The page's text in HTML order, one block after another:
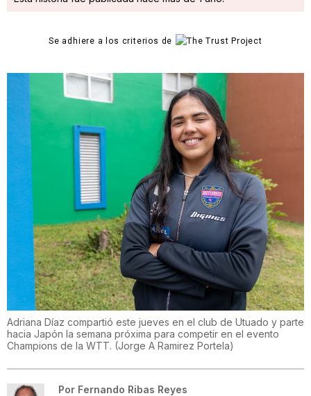
Se adhiere a los criterios de
Adriana Díaz compartió este jueves en el club de Utuado y parte
hacia Japón la semana próxima para competir en el evento
Champions de la WTT. (Jorge A Ramirez Portela)
Por Fernando Ribas Reyes